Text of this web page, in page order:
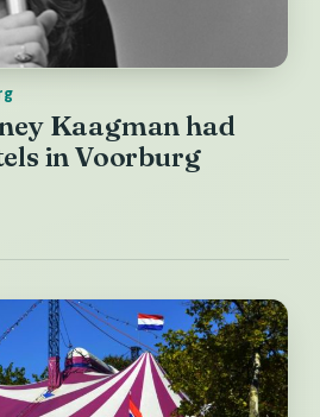
Kaagman had
in Voorburg